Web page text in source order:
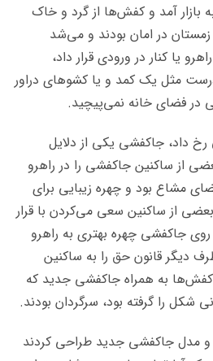
بازار آمد و کفش‌ها از گرد و خاک
در امان بودند و می‌شد
یا کنار در ورودی قرار داد،
مثل یک کمد و یا کشوهای دراور
در فضای خانه نمی‌پیچید.
رخ داد، جاکفشی یکی از دلایل
از ساکنین جاکفشی را در راهرو
مشاع بود و چهره زیبایی برای
از ساکنین سعی می‌کردن با قرار
جاکفشی چهره بهتری به راهرو
دیگر قانون حق را به ساکنین
به همراه جاکفشی جدید که
شکل را گرفته بود، سرگردان بودند.
مدل جاکفشی جدید طراحی کردند